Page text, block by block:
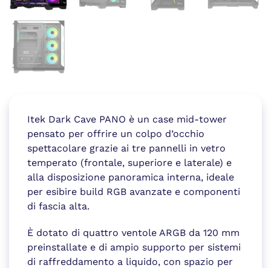
Itek Dark Cave PANO è un case mid-tower
pensato per offrire un colpo d’occhio
spettacolare grazie ai tre pannelli in vetro
temperato (frontale, superiore e laterale) e
alla disposizione panoramica interna, ideale
per esibire build RGB avanzate e componenti
di fascia alta.
È dotato di quattro ventole ARGB da 120 mm
preinstallate e di ampio supporto per sistemi
di raffreddamento a liquido, con spazio per